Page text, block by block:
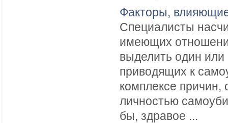
Факторы,
Специалисты
имеющих
выделить один или
приводящих к
комплексе
личностью
бы, здравое ...